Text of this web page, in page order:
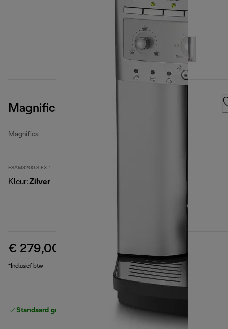
Magnifica, Silver
Magnifica
ESAM3200.S EX:1
Kleur:Zilver
€ 279,00
*Inclusief btw
Standaard gratis verzending vanaf € 49